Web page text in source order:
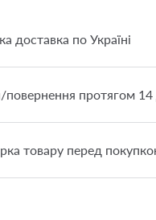
доставка по Україні
протягом 14
товару перед